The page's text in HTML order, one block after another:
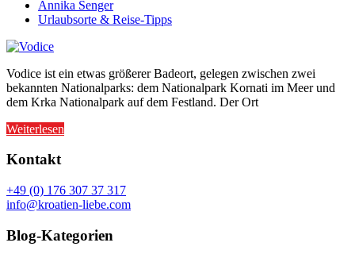
Annika Senger
Urlaubsorte & Reise-Tipps
Vodice ist ein etwas größerer Badeort, gelegen zwischen zwei
bekannten Nationalparks: dem Nationalpark Kornati im Meer und
dem Krka Nationalpark auf dem Festland. Der Ort
Weiterlesen
Kontakt
+49 (0) 176 307 37 317
info@kroatien-liebe.com
Blog-Kategorien